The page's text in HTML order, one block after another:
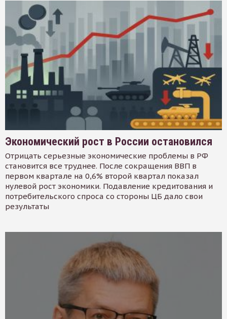
Экономический рост в России остановился
Отрицать серьезные экономические проблемы в РФ
становится все труднее. После сокращения ВВП в
первом квартале на 0,6% второй квартал показал
нулевой рост экономики. Подавление кредитования и
потребительского спроса со стороны ЦБ дало свои
результаты